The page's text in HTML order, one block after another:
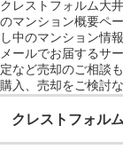
クレストフォルム大
のマンション概要ペ
し中のマンション情
メールでお届するサ
定など売却のご相談
購入、売却をご検討
クレストフォル